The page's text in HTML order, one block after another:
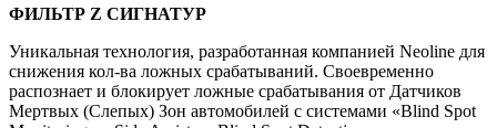
ФИЛЬТР Z СИГНАТУР
Уникальная технология, разработанная компанией Neoline для
снижения кол-ва ложных срабатываний. Своевременно
распознает и блокирует ложные срабатывания от Датчиков
Мертвых (Слепых) Зон автомобилей с системами «Blind Spot